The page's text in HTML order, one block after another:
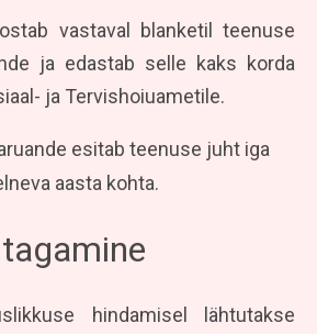
vastaval blanketil teenuse
ja edastab selle kaks korda
ja Tervishoiuametile.
esitab teenuse juht iga
aasta kohta.
hindamisel lähtutakse